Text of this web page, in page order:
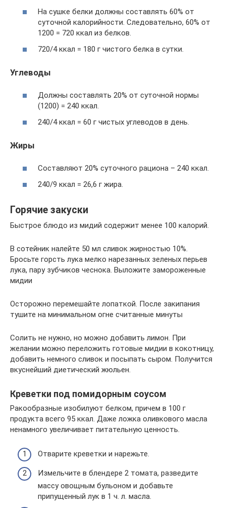
На сушке белки должны составлять 60% от
суточной калорийности. Следовательно, 60% от
1200 = 720 ккал из белков.
720/4 ккал = 180 г чистого белка в сутки.
Углеводы
Должны составлять 20% от суточной нормы
(1200) = 240 ккал.
240/4 ккал = 60 г чистых углеводов в день.
Жиры
Составляют 20% суточного рациона – 240 ккал.
240/9 ккал = 26,6 г жира.
Горячие закуски
Быстрое блюдо из мидий содержит менее 100 калорий.
В сотейник налейте 50 мл сливок жирностью 10%.
Бросьте горсть лука мелко нарезанных зеленых перьев
лука, пару зубчиков чеснока. Выложите замороженные
мидии
Осторожно перемешайте лопаткой. После закипания
тушите на минимальном огне считанные минуты
Солить не нужно, но можно добавить лимон. При
желании можно переложить готовые мидии в кокотницу,
добавить немного сливок и посыпать сыром. Получится
вкуснейший диетический жюльен.
Креветки под помидорным соусом
Ракообразные изобилуют белком, причем в 100 г
продукта всего 95 ккал. Даже ложка оливкового масла
ненамного увеличивает питательную ценность.
Отварите креветки и нарежьте.
Измельчите в блендере 2 томата, разведите
массу овощным бульоном и добавьте
припущенный лук в 1 ч. л. масла.